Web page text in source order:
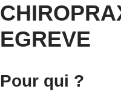
EGREVE
Pour qui ?